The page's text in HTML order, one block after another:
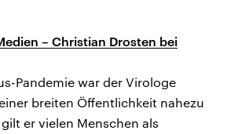
– Christian Drosten bei
Pandemie war der Virologe
breiten Öffentlichkeit nahezu
er vielen Menschen als